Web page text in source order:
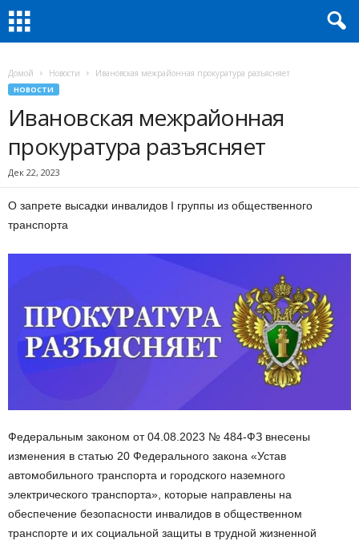
Домой Новости Ивановская межрайонная прокуратура разъясняет
НОВОСТИ
Ивановская межрайонная
прокуратура разъясняет
Дек 22, 2023
О запрете высадки инвалидов I группы из общественного
транспорта
Федеральным законом от 04.08.2023 № 484-ФЗ внесены
изменения в статью 20 Федерального закона «Устав
автомобильного транспорта и городского наземного
электрического транспорта», которые направлены на
обеспечение безопасности инвалидов в общественном
транспорте и их социальной защиты в трудной жизненной